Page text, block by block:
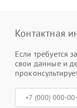
Контактная
Если требуется
свои данные и